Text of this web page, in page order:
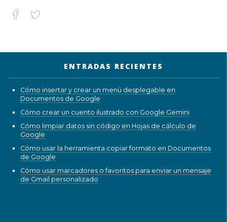
ENTRADAS RECIENTES
Cómo insertar y crear un menú desplegable en
Documentos de Google
Cómo crear un cuento ilustrado con Google Gemini
Cómo limpiar datos sin código en Hojas de cálculo de
Google
Cómo usar la herramienta copiar formato en Documentos
de Google
Cómo usar marcadores o favoritos para enviar un mensaje
de Gmail personalizado